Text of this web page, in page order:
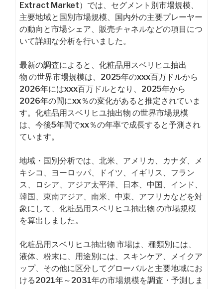
Extract Market）では、セグメント別市場規模、
主要地域と国別市場規模、国内外の主要プレーヤー
の動向と市場シェア、販売チャネルなどの項目につ
いて詳細な分析を行いました。
最新の調査によると、化粧品用スベリヒユ抽出
物 の世界市場規模は、2025年のxxx百万ドルから
2026年にはxxx百万ドルとなり、2025年から
2026年の間にxx％の変化があると推定されていま
す。化粧品用スベリヒユ抽出物 の世界市場規模
は、今後5年間でxx％の年率で成長すると予測され
ています。
地域・国別分析では、北米、アメリカ、カナダ、メ
キシコ、ヨーロッパ、ドイツ、イギリス、フラン
ス、ロシア、アジア太平洋、日本、中国、インド、
韓国、東南アジア、南米、中東、アフリカなどを対
象にして、化粧品用スベリヒユ抽出物 の市場規模
を算出しました。
化粧品用スベリヒユ抽出物 市場は、種類別には、
液体、粉末に、用途別には、スキンケア、メイクア
ップ、その他に区分してグローバルと主要地域にお
ける2021年～2031年の市場規模を調査・予測しま